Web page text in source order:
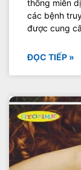
thống miễn
các bệnh
được cung
ĐỌC TIẾP »